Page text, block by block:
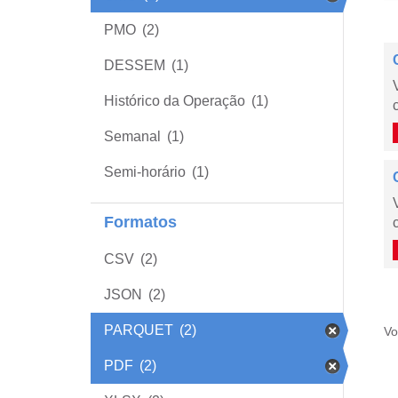
PMO (2)
DESSEM (1)
Histórico da Operação (1)
Semanal (1)
Semi-horário (1)
Formatos
CSV (2)
JSON (2)
PARQUET (2)
PDF (2)